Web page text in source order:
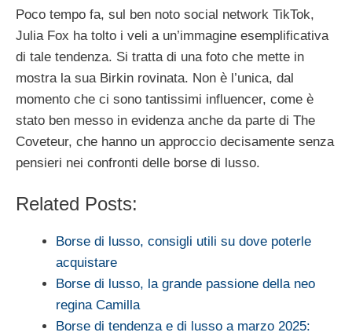
Poco tempo fa, sul ben noto social network TikTok,
Julia Fox ha tolto i veli a un’immagine esemplificativa
di tale tendenza. Si tratta di una foto che mette in
mostra la sua Birkin rovinata. Non è l’unica, dal
momento che ci sono tantissimi influencer, come è
stato ben messo in evidenza anche da parte di The
Coveteur, che hanno un approccio decisamente senza
pensieri nei confronti delle borse di lusso.
Related Posts:
Borse di lusso, consigli utili su dove poterle
acquistare
Borse di lusso, la grande passione della neo
regina Camilla
Borse di tendenza e di lusso a marzo 2025: